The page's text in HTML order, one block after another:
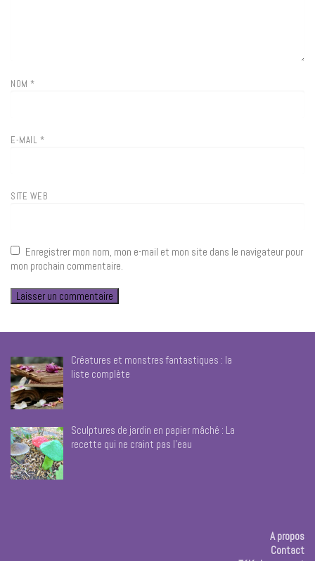
NOM *
E-MAIL *
SITE WEB
Enregistrer mon nom, mon e-mail et mon site dans le navigateur pour
mon prochain commentaire.
Créatures et monstres fantastiques : la
liste complète
Sculptures de jardin en papier mâché : La
recette qui ne craint pas l’eau
A propos
Contact